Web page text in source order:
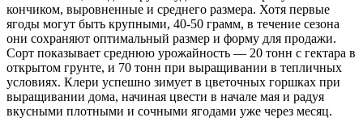
кончиком, выровненные и среднего размера. Хотя первые
ягоды могут быть крупными, 40-50 грамм, в течение сезона
они сохраняют оптимальный размер и форму для продажи.
Сорт показывает среднюю урожайность — 20 тонн с гектара в
открытом грунте, и 70 тонн при выращивании в тепличных
условиях. Клери успешно зимует в цветочных горшках при
выращивании дома, начиная цвести в начале мая и радуя
вкусными плотными и сочными ягодами уже через месяц.